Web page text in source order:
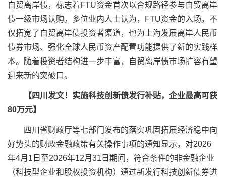
自贸离岸债，标志着FTU资金首次以合规路径参与自贸离岸
债一级市场认购。多位业内人士认为，FTU资金的入场，不
仅拓宽了自贸离岸债投资者渠道，也为上海发展离岸人民币
债券市场、强化全球人民币资产配置功能提供了新的实践样
本。随着投资者结构进一步丰富，自贸离岸债市场扩容有望
迎来新的突破口。
【四川发文！实施科技创新债发行补贴，企业最高可获
80万元】
四川省财政厅等七部门发布的落实巩固拓展经济稳中向
好势头的财政金融政策有关操作事项的通知显示，对2026
年4月1日至2026年12月31日期间，符合条件的非金融企业
（科技型企业和股权投资机构）通过新发行科技创新债券进